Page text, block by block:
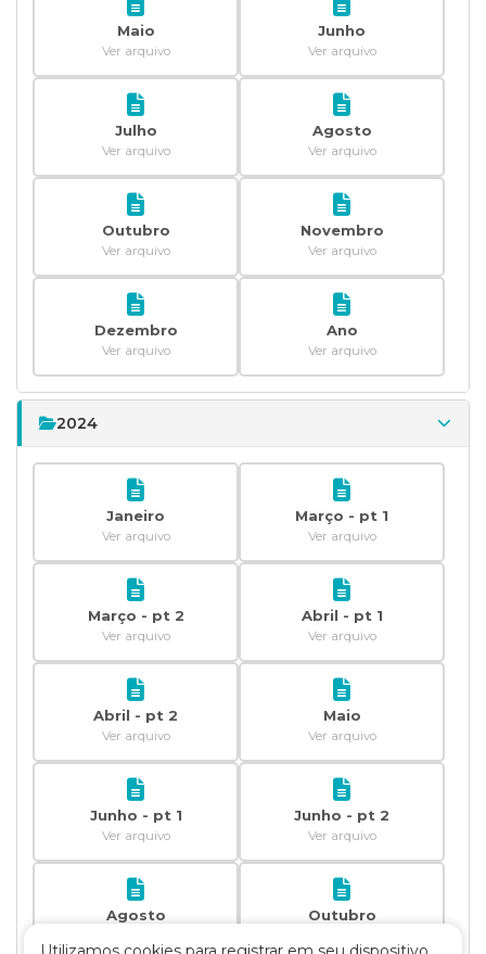
Maio
Ver arquivo
Junho
Ver arquivo
Julho
Ver arquivo
Agosto
Ver arquivo
Outubro
Ver arquivo
Novembro
Ver arquivo
Dezembro
Ver arquivo
Ano
Ver arquivo
2024
Janeiro
Ver arquivo
Março - pt 1
Ver arquivo
Março - pt 2
Ver arquivo
Abril - pt 1
Ver arquivo
Abril - pt 2
Ver arquivo
Maio
Ver arquivo
Junho - pt 1
Ver arquivo
Junho - pt 2
Ver arquivo
Agosto Outubro